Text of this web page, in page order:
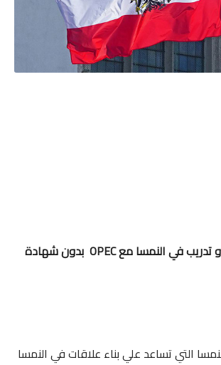
فرصة سفر للعمل و تدريب في النمسا مع OPEC بدون شهادة
التي تساعد علي بناء علاقات في النمسا